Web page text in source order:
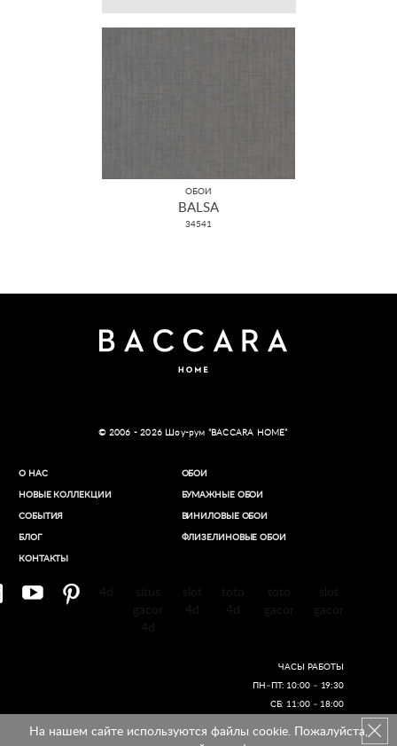
ОБОИ
BALSA
34541
© 2006 - 2026 Шоу-рум “BACCARA HOME”
О НАС
НОВЫЕ КОЛЛЕКЦИИ
СОБЫТИЯ
БЛОГ
КОНТАКТЫ
ОБОИ
БУМАЖНЫЕ ОБОИ
ВИНИЛОВЫЕ ОБОИ​
ФЛИЗЕЛИНОВЫЕ ОБОИ
ЧАСЫ РАБОТЫ
ПН–ПТ: 10:00 – 19:30
СБ: 11:00 – 18:00
Создание сайтов
На нашем сайте используются файлы cookie. Пожалуйста,